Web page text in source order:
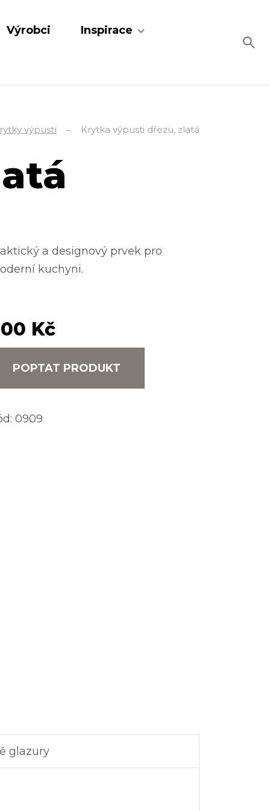
Výrobci Inspirace
výpustí Krytka výpusti dřezu, zlatá
a designový prvek pro
kuchyni.
Kč
POPTAT PRODUKT
0909
glazury